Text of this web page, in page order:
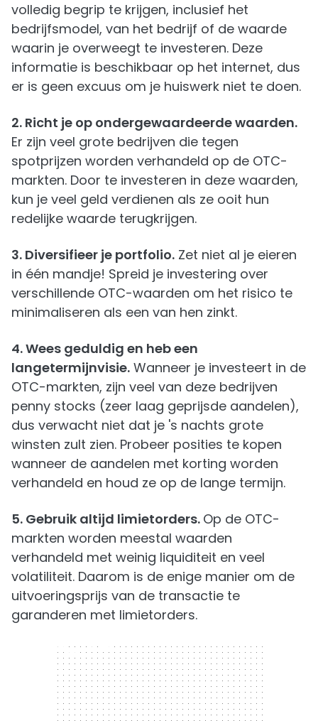
volledig begrip te krijgen, inclusief het
bedrijfsmodel, van het bedrijf of de waarde
waarin je overweegt te investeren. Deze
informatie is beschikbaar op het internet, dus
er is geen excuus om je huiswerk niet te doen.
2. Richt je op ondergewaardeerde waarden.
Er zijn veel grote bedrijven die tegen
spotprijzen worden verhandeld op de OTC-
markten. Door te investeren in deze waarden,
kun je veel geld verdienen als ze ooit hun
redelijke waarde terugkrijgen.
3. Diversifieer je portfolio. Zet niet al je eieren
in één mandje! Spreid je investering over
verschillende OTC-waarden om het risico te
minimaliseren als een van hen zinkt.
4. Wees geduldig en heb een
langetermijnvisie. Wanneer je investeert in de
OTC-markten, zijn veel van deze bedrijven
penny stocks (zeer laag geprijsde aandelen),
dus verwacht niet dat je 's nachts grote
winsten zult zien. Probeer posities te kopen
wanneer de aandelen met korting worden
verhandeld en houd ze op de lange termijn.
5. Gebruik altijd limietorders. Op de OTC-
markten worden meestal waarden
verhandeld met weinig liquiditeit en veel
volatiliteit. Daarom is de enige manier om de
uitvoeringsprijs van de transactie te
garanderen met limietorders.
300 x 250